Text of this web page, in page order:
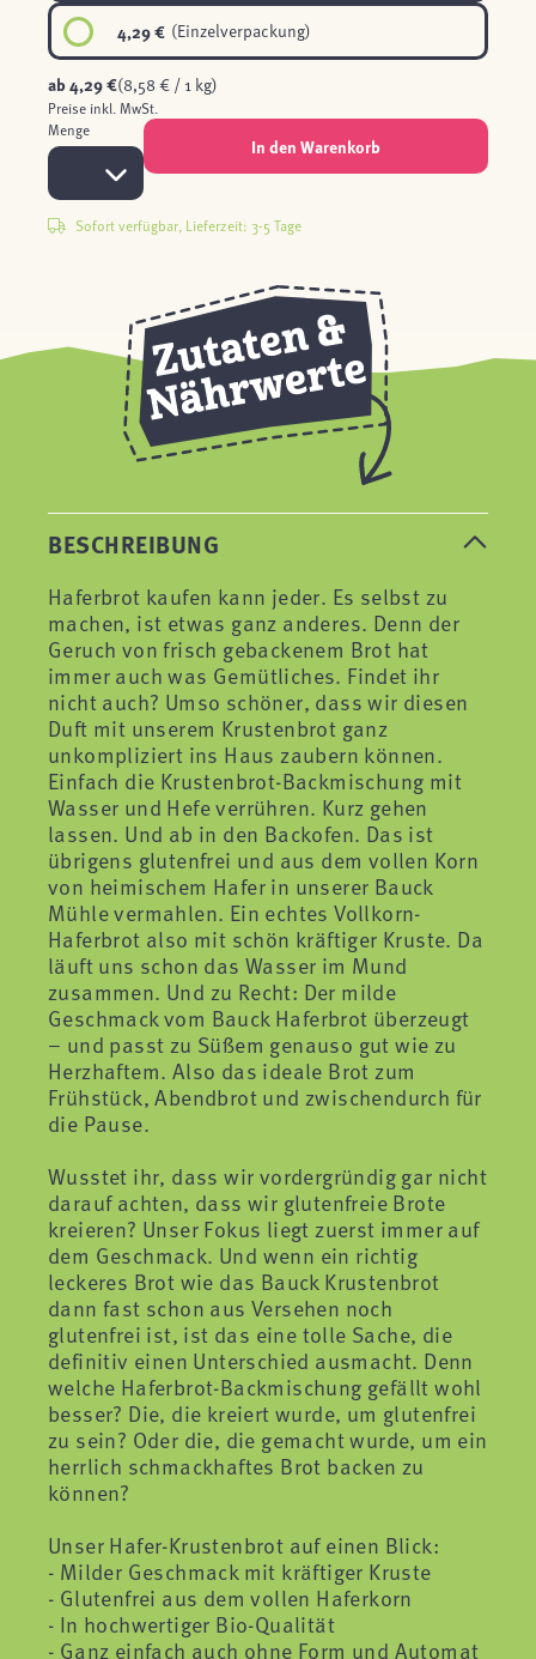
4,29 € (Einzelverpackung)
ab4,29 €(8,58 € / 1 kg)
Preise inkl. MwSt.
Menge
In den Warenkorb
Sofort verfügbar, Lieferzeit: 3-5 Tage
BESCHREIBUNG
Haferbrot kaufen kann jeder. Es selbst zu
machen, ist etwas ganz anderes. Denn der
Geruch von frisch gebackenem Brot hat
immer auch was Gemütliches. Findet ihr
nicht auch? Umso schöner, dass wir diesen
Duft mit unserem Krustenbrot ganz
unkompliziert ins Haus zaubern können.
Einfach die Krustenbrot-Backmischung mit
Wasser und Hefe verrühren. Kurz gehen
lassen. Und ab in den Backofen. Das ist
übrigens glutenfrei und aus dem vollen Korn
von heimischem Hafer in unserer Bauck
Mühle vermahlen. Ein echtes Vollkorn-
Haferbrot also mit schön kräftiger Kruste. Da
läuft uns schon das Wasser im Mund
zusammen. Und zu Recht: Der milde
Geschmack vom Bauck Haferbrot überzeugt
– und passt zu Süßem genauso gut wie zu
Herzhaftem. Also das ideale Brot zum
Frühstück, Abendbrot und zwischendurch für
die Pause.
Wusstet ihr, dass wir vordergründig gar nicht
darauf achten, dass wir glutenfreie Brote
kreieren? Unser Fokus liegt zuerst immer auf
dem Geschmack. Und wenn ein richtig
leckeres Brot wie das Bauck Krustenbrot
dann fast schon aus Versehen noch
glutenfrei ist, ist das eine tolle Sache, die
definitiv einen Unterschied ausmacht. Denn
welche Haferbrot-Backmischung gefällt wohl
besser? Die, die kreiert wurde, um glutenfrei
zu sein? Oder die, die gemacht wurde, um ein
herrlich schmackhaftes Brot backen zu
können?
Unser Hafer-Krustenbrot auf einen Blick:
- Milder Geschmack mit kräftiger Kruste
- Glutenfrei aus dem vollen Haferkorn
- In hochwertiger Bio-Qualität
- Ganz einfach auch ohne Form und Automat